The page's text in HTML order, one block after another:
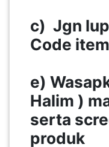
c) Jgn
Code
e)
Halim )
serta
produk
SABAH(0)
JOHOR(8)